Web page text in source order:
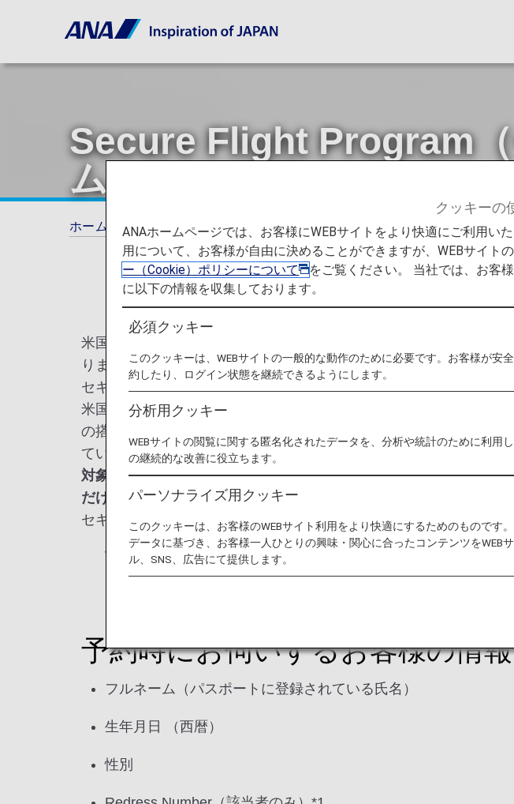
Secure Flight Program
ム）について
ホーム 旅の計画とご予約 Secure Flight Program（セキュアフライトプ
米国運輸保安局（TSA）の求めにより、2009年10月31日ご予約分
ります。
セキュアフライトプログラムとは？
米国離発着便と米国運輸保安局の定める米国上空を通過する便の
の搭乗者情報とウォッチリストを予約段階で照合するものです。
ている搭乗者情報をお伺いし、出発の72時間前までに
対象フライトに対し出発72時間前または発券時のどちらか早い方
だけない場合がございますのでご注意ください。
セキュアフライトプログラムの登録がされていない場合は、ご予約
* 出発の72時間以内に予約をされる場合は、予約時点で登録が必
予約時にお伺いするお客様の情報
フルネーム（パスポートに登録されている氏名）
生年月日 （西暦）
性別
クッキーの
ANAホームページでは、お客様にWEBサイトをより快適にご利用
用について、お客様が自由に決めることができますが、WEBサイ
ー（Cookie）ポリシーについて
をご覧ください。 当社では、お客
に以下の情報を収集しております。
必須クッキー
このクッキーは、WEBサイトの一般的な動作のために必要です。お客様が安
約したり、ログイン状態を継続できるようにします。
分析用クッキー
WEBサイトの閲覧に関する匿名化されたデータを、分析や統計のために利用し
の継続的な改善に役立ちます。
パーソナライズ用クッキー
このクッキーは、お客様のWEBサイト利用をより快適にするためのものです
データに基づき、お客様一人ひとりの興味・関心に合ったコンテンツをWEB
ル、SNS、広告にて提供します。